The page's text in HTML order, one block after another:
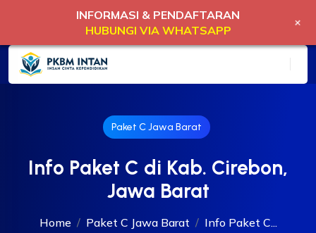
Paket C Jawa Barat
Info Paket C di Kab. Cirebon,
Jawa Barat
Home Paket C Jawa Barat Info Paket C...
INFORMASI & PENDAFTARAN
HUBUNGI VIA WHATSAPP
+